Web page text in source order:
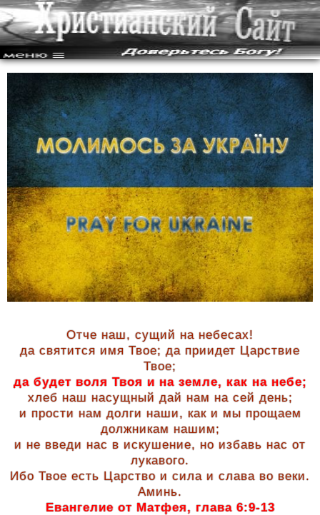
Отче наш, сущий на небесах!
да святится имя Твое; да приидет Царствие
Твое;
да будет воля Твоя и на земле, как на небе;
хлеб наш насущный дай нам на сей день;
и прости нам долги наши, как и мы прощаем
должникам нашим;
и не введи нас в искушение, но избавь нас от
лукавого.
Ибо Твое есть Царство и сила и слава во веки.
Аминь.
Евангелие от Матфея, глава 6:9-13